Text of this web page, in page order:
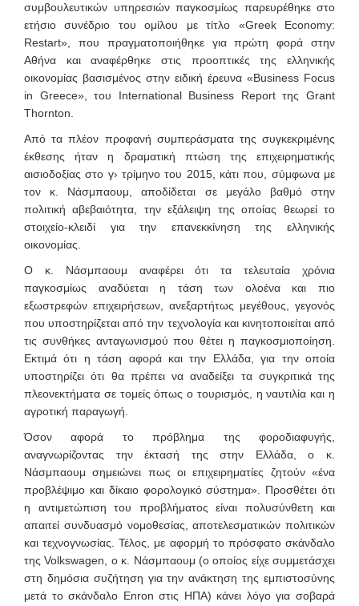
συμβουλευτικών υπηρεσιών παγκοσμίως παρευρέθηκε στο
ετήσιο συνέδριο του ομίλου με τίτλο «Greek Economy:
Restart», που πραγματοποιήθηκε για πρώτη φορά στην
Αθήνα και αναφέρθηκε στις προοπτικές της ελληνικής
οικονομίας βασισμένος στην ειδική έρευνα «Business Focus
in Greece», του International Business Report της Grant
Thornton.
Από τα πλέον προφανή συμπεράσματα της συγκεκριμένης
έκθεσης ήταν η δραματική πτώση της επιχειρηματικής
αισιοδοξίας στο γ› τρίμηνο του 2015, κάτι που, σύμφωνα με
τον κ. Νάσμπαουμ, αποδίδεται σε μεγάλο βαθμό στην
πολιτική αβεβαιότητα, την εξάλειψη της οποίας θεωρεί το
στοιχείο-κλειδί για την επανεκκίνηση της ελληνικής
οικονομίας.
Ο κ. Νάσμπαουμ αναφέρει ότι τα τελευταία χρόνια
παγκοσμίως αναδύεται η τάση των ολοένα και πιο
εξωστρεφών επιχειρήσεων, ανεξαρτήτως μεγέθους, γεγονός
που υποστηρίζεται από την τεχνολογία και κινητοποιείται από
τις συνθήκες ανταγωνισμού που θέτει η παγκοσμιοποίηση.
Εκτιμά ότι η τάση αφορά και την Ελλάδα, για την οποία
υποστηρίζει ότι θα πρέπει να αναδείξει τα συγκριτικά της
πλεονεκτήματα σε τομείς όπως ο τουρισμός, η ναυτιλία και η
αγροτική παραγωγή.
Όσον αφορά το πρόβλημα της φοροδιαφυγής,
αναγνωρίζοντας την έκτασή της στην Ελλάδα, ο κ.
Νάσμπαουμ σημειώνει πως οι επιχειρηματίες ζητούν «ένα
προβλέψιμο και δίκαιο φορολογικό σύστημα». Προσθέτει ότι
η αντιμετώπιση του προβλήματος είναι πολυσύνθετη και
απαιτεί συνδυασμό νομοθεσίας, αποτελεσματικών πολιτικών
και τεχνογνωσίας. Τέλος, με αφορμή το πρόσφατο σκάνδαλο
της Volkswagen, ο κ. Νάσμπαουμ (ο οποίος είχε συμμετάσχει
στη δημόσια συζήτηση για την ανάκτηση της εμπιστοσύνης
μετά το σκάνδαλο Enron στις ΗΠΑ) κάνει λόγο για σοβαρά